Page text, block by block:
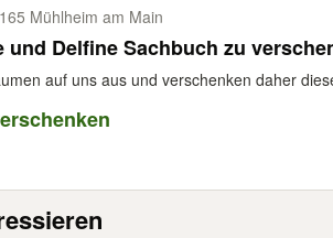
Mühlheim am Main
und Delfine Sachbuch zu
auf uns aus und verschenken daher